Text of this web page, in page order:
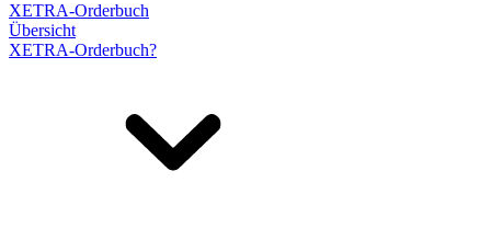
XETRA-Orderbuch
Übersicht
XETRA-Orderbuch?